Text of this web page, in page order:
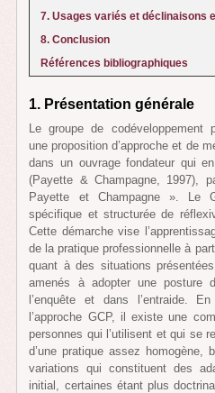
7. Usages variés et déclinaisons
8. Conclusion
Références bibliographiques
1. Présentation générale
Le groupe de codéveloppement
une proposition d’approche et de
dans un ouvrage fondateur qui
(Payette & Champagne, 1997),
Payette et Champagne ». Le
spécifique et structurée de
Cette démarche vise
de la pratique professionnelle à
quant à des situations
amenés à adopter une posture
l’enquête et dans l’entraide.
l’approche GCP, il existe une
personnes qui l’utilisent et qui se
d’une pratique assez homogène,
variations qui constituent des
initial, certaines étant plus